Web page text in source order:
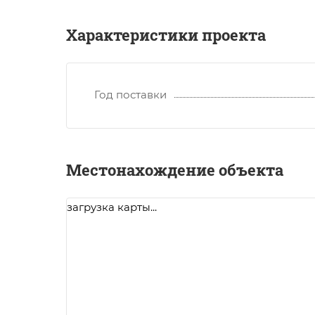
Характеристики проекта
Год поставки
Местонахождение объекта
загрузка карты...